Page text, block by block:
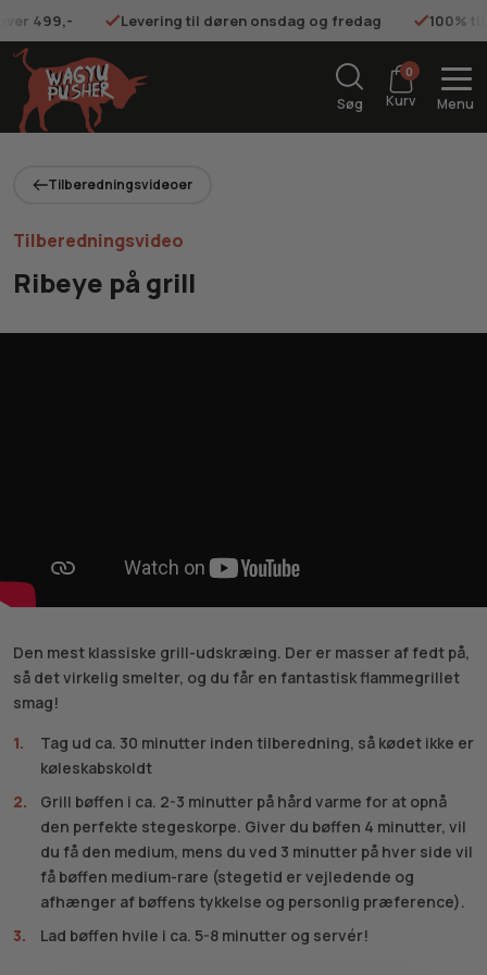
499,- Levering til døren onsdag og fredag 100%
Søg
0
Kurv Menu
Tilberedningsvideoer
Tilberedningsvideo
Ribeye på grill
Den mest klassiske grill-udskræing. Der er masser af fedt på,
så det virkelig smelter, og du får en fantastisk flammegrillet
smag!
Tag ud ca. 30 minutter inden tilberedning, så kødet ikke er
køleskabskoldt
Grill bøffen i ca. 2-3 minutter på hård varme for at opnå
den perfekte stegeskorpe. Giver du bøffen 4 minutter, vil
du få den medium, mens du ved 3 minutter på hver side vil
få bøffen medium-rare (stegetid er vejledende og
afhænger af bøffens tykkelse og personlig præference).
Lad bøffen hvile i ca. 5-8 minutter og servér!